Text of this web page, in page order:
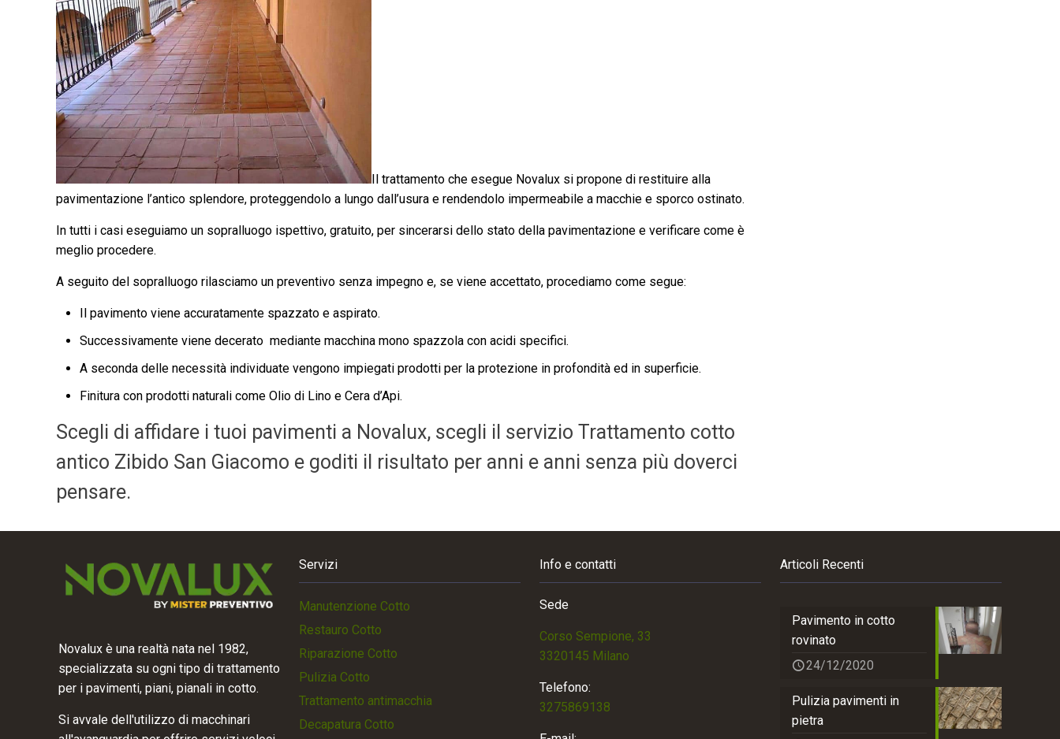
Il trattamento che esegue Novalux si propone di restituire alla
pavimentazione l’antico splendore, proteggendolo a lungo dall’usura e rendendolo impermeabile a macchie e sporco ostinato.
In tutti i casi eseguiamo un sopralluogo ispettivo, gratuito, per sincerarsi dello stato della pavimentazione e verificare come è
meglio procedere.
A seguito del sopralluogo rilasciamo un preventivo senza impegno e, se viene accettato, procediamo come segue:
Il pavimento viene accuratamente spazzato e aspirato.
Successivamente viene decerato ​ mediante macchina mono spazzola con acidi specifici.
A seconda delle necessità individuate vengono impiegati prodotti per la protezione in profondità ed in superficie.
Finitura con prodotti naturali come Olio di Lino e Cera d’Api.
Scegli di affidare i tuoi pavimenti a Novalux, scegli il servizio Trattamento cotto
antico Zibido San Giacomo e goditi il risultato per anni e anni senza più doverci
pensare.
Novalux è una realtà nata nel 1982,
specializzata su ogni tipo di trattamento
per i pavimenti, piani, pianali in cotto.
Si avvale dell'utilizzo di macchinari
Servizi
Manutenzione Cotto
Restauro Cotto
Riparazione Cotto
Pulizia Cotto
Trattamento antimacchia
Decapatura Cotto
Info e contatti
Sede
Corso Sempione, 33
3320145 Milano
Telefono:
3275869138
Articoli Recenti
Pavimento in cotto
rovinato
24/12/2020
Pulizia pavimenti in
pietra